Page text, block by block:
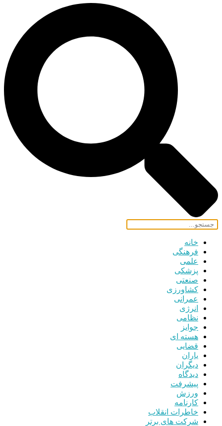
خانه
فرهنگی
علمی
پزشکی
صنعتی
کشاورزی
عمرانی
انرژی
نظامی
جوایز
هسته ای
قضایی
یاران
دیگران
دیدگاه
پیشرفت
ورزش
کارنامه
خاطرات انقلاب
شرکت های برتر